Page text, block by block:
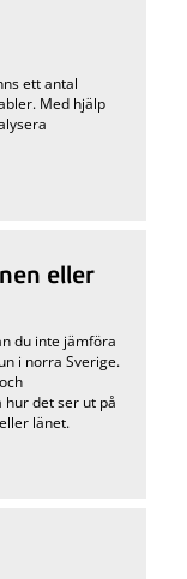
ett antal
Med hjälp
eller
du inte jämföra
i norra Sverige.
hur det ser ut på
länet.